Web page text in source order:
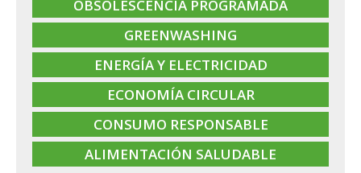
OBSOLESCENCIA PROGRAMADA
GREENWASHING
ENERGÍA Y ELECTRICIDAD
ECONOMÍA CIRCULAR
CONSUMO RESPONSABLE
ALIMENTACIÓN SALUDABLE